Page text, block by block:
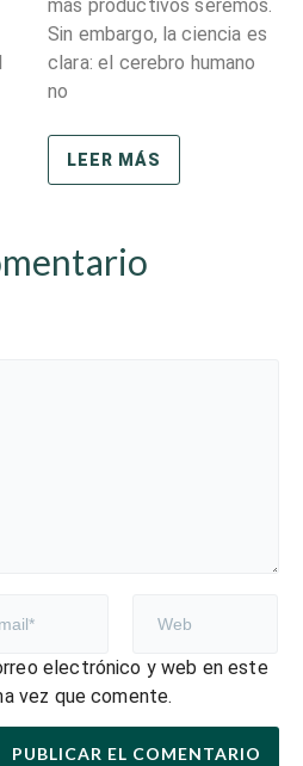
más productivos seremos.
Sin embargo, la ciencia es
clara: el cerebro humano
no
LEER MÁS
electrónico y web en este
vez que comente.